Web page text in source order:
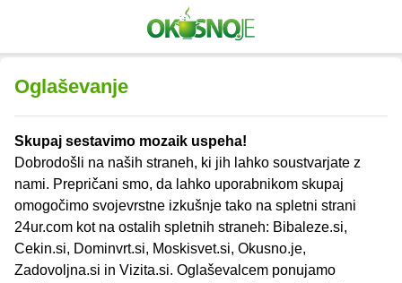
Oglaševanje
Skupaj sestavimo mozaik uspeha!
Dobrodošli na naših straneh, ki jih lahko soustvarjate z
nami. Prepričani smo, da lahko uporabnikom skupaj
omogočimo svojevrstne izkušnje tako na spletni strani
24ur.com kot na ostalih spletnih straneh: Bibaleze.si,
Cekin.si, Dominvrt.si, Moskisvet.si, Okusno.je,
Zadovoljna.si in Vizita.si. Oglaševalcem ponujamo